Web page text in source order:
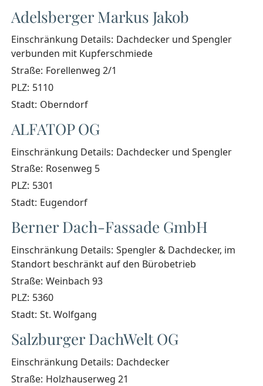
Adelsberger Markus Jakob
Einschränkung Details: Dachdecker und Spengler
verbunden mit Kupferschmiede
Straße: Forellenweg 2/1
PLZ: 5110
Stadt: Oberndorf
ALFATOP OG
Einschränkung Details: Dachdecker und Spengler
Straße: Rosenweg 5
PLZ: 5301
Stadt: Eugendorf
Berner Dach-Fassade GmbH
Einschränkung Details: Spengler & Dachdecker, im
Standort beschränkt auf den Bürobetrieb
Straße: Weinbach 93
PLZ: 5360
Stadt: St. Wolfgang
Salzburger DachWelt OG
Einschränkung Details: Dachdecker
Straße: Holzhauserweg 21